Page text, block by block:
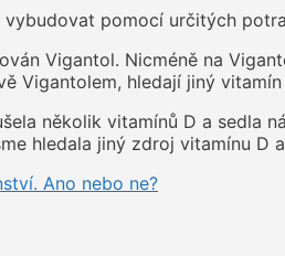
vybudovat pomocí určitých
Vigantol. Nicméně na
Vigantolem, hledají jiný
několik vitamínů D a sedla
hledala jiný zdroj vitamínu D
Ano nebo ne?